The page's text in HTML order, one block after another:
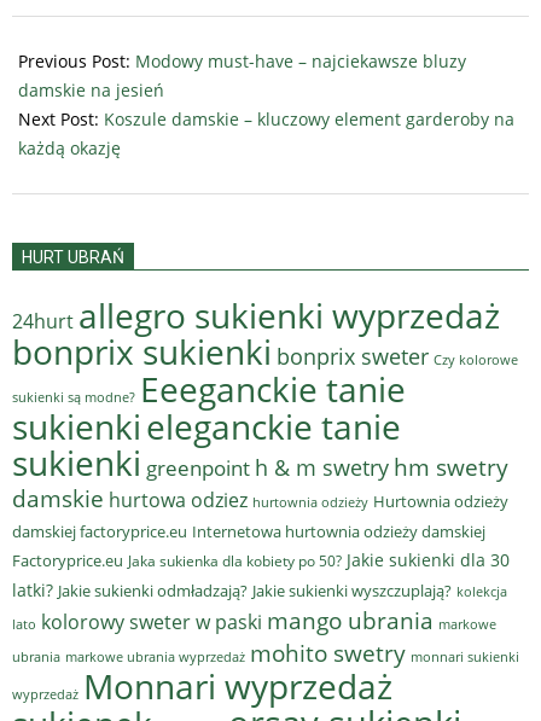
11-
04
Previous Post: Modowy must-have – najciekawsze bluzy
damskie na jesień
Next Post: Koszule damskie – kluczowy element garderoby na
każdą okazję
HURT UBRAŃ
24hurt allegro sukienki wyprzedaż
bonprix sukienki bonprix sweter Czy kolorowe
sukienki są modne? Eeeganckie tanie
sukienkieleganckie tanie
sukienki greenpoint h & m swetry hm swetry
damskie hurtowa odziez hurtownia odzieży Hurtownia odzieży
damskiej factoryprice.eu Internetowa hurtownia odzieży damskiej
Factoryprice.eu Jaka sukienka dla kobiety po 50? Jakie sukienki dla 30
latki? Jakie sukienki odmładzają? Jakie sukienki wyszczuplają? kolekcja
lato kolorowy sweter w paski mango ubrania markowe
ubrania markowe ubrania wyprzedaż mohito swetry monnari sukienki
wyprzedaż Monnari wyprzedaż